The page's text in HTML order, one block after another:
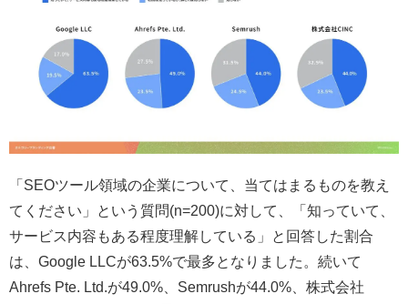
「SEOツール領域の企業について、当てはまるものを教え
てください」という質問(n=200)に対して、「知っていて、
サービス内容もある程度理解している」と回答した割合
は、Google LLCが63.5%で最多となりました。続いて
Ahrefs Pte. Ltd.が49.0%、Semrushが44.0%、株式会社